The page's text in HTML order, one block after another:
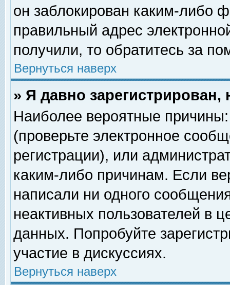
он заблокирован каким-либо
правильный адрес
получили, то обратитесь за
Вернуться наверх
» Я давно
Наиболее вероятные
(проверьте электронное
регистрации), или
каким-либо причинам. Если
написали ни одного
неактивных пользователей в
данных. Попробуйте
участие в дискуссиях.
Вернуться наверх